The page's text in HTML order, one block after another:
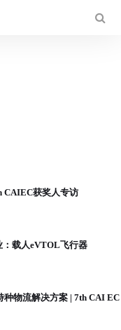
CAIEC获奖人专访
：载人eVTOL飞行器
物流解决方案 | 7th CAI EC